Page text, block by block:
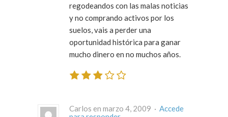
regodeandos con las malas noticias
y no comprando activos por los
suelos, vais a perder una
oportunidad histórica para ganar
mucho dinero en no muchos años.
Carlos en marzo 4, 2009 · Accede